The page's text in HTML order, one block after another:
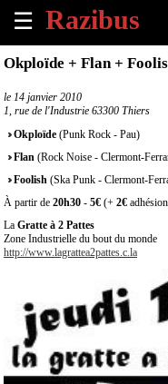
☰
×
Tous
évènements
à
venir
Annoncer
un
Contact
À
propos
Okploïde + Flan +
le 14 janvier 2010
1, rue de l'Industrie 63300 Thiers
Okploïde (Punk Rock - Pau)
Flan (Rock Noise - Clermont-
Foolish (Ska Punk - Clermont-
À partir de 20h30 - 5€ (+ 2€
La Gratte à 2 Pattes
Zone Industrielle du bout du monde
http://www.lagrattea2pattes.c.la